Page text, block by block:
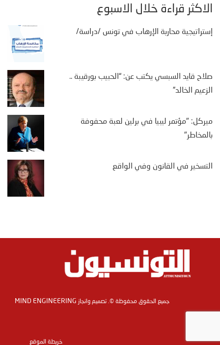
الأكثر قراءة خلال الأسبوع
إستراتيجية محاربة الإرهاب في تونس /دراسة/
صلاح قايد السبسي يكتب عن: “الحبيب بورقيبة ..
الزعيم الخالد”
ميركل: "مؤتمر ليبيا في برلين لعبة محفوفة
بالمخاطر"
التسخير في القانون وفي الواقع
جميع الحقوق محفوظة ©. تصميم وانجاز MIND ENGINEERING
خريطة الموقع